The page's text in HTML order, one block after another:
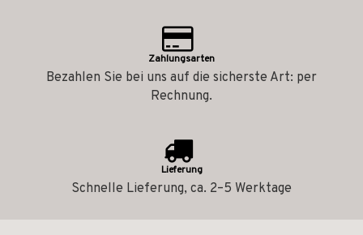
Zahlungsarten
Bezahlen Sie bei uns auf die sicherste Art: per
Rechnung.
Lieferung
Schnelle Lieferung, ca. 2–5 Werktage